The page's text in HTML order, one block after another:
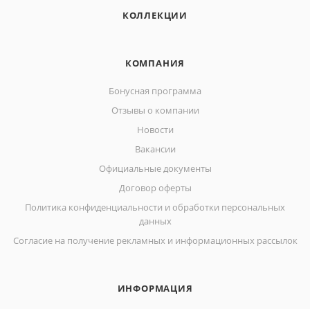
КОЛЛЕКЦИИ
КОМПАНИЯ
Бонусная программа
Отзывы о компании
Новости
Вакансии
Официальные документы
Договор оферты
Политика конфиденциальности и обработки персональных
данных
Согласие на получение рекламных и информационных рассылок
ИНФОРМАЦИЯ